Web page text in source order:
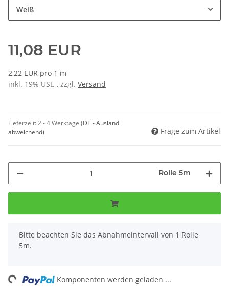
Weiß
11,08 EUR
2,22 EUR pro 1 m
inkl. 19% USt. , zzgl. Versand
Lieferzeit:2 - 4 Werktage (DE - Ausland
abweichend)
Frage zum Artikel
Rolle 5m
x
Bitte beachten Sie das Abnahmeintervall von 1 Rolle
5m.
Komponenten werden geladen ...